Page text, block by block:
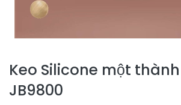
Keo Silicone một
JB9800